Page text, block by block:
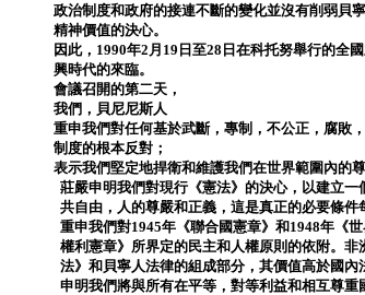
政治制度和政府的接連不斷的變化並沒有削弱貝
精神價值的決心。
因此，1990年2月19日至28日在科托努舉行的全
興時代的來臨。
會議召開的第二天，
我們，貝尼尼斯人
重申我們對任何基於武斷，專制，不公正，腐敗
制度的根本反對；
表示我們堅定地捍衛和維護我們在世界範圍內的
莊嚴申明我們對現行《憲法》的決心，以建立
共自由，人的尊嚴和正義，這是真正的必要條
重申我們對1945年《聯合國憲章》和1948年《
權利憲章》所界定的民主和人權原則的依附。
法》和貝寧人法律的組成部分，其價值高於國內
申明我們將與所有在平等，對等利益和相互尊